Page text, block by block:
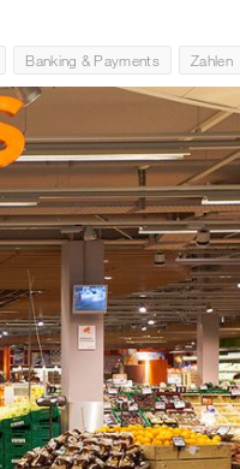
Banking & Payments Zahlen